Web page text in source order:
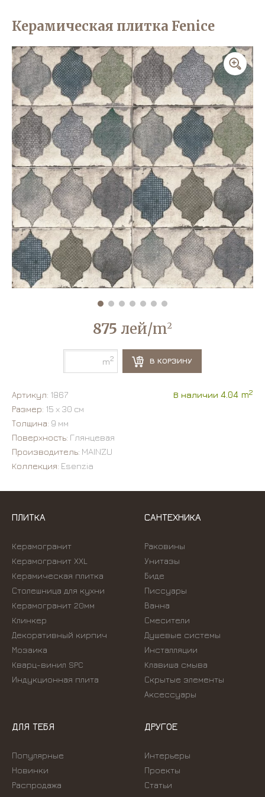
Керамическая плитка Fenice
875 лей/m2
m2 В КОРЗИНУ
Артикул: 1867 В наличии 4.04 m2
Размер: 15 х 30 см
Толщина: 9 мм
Поверхность: Глянцевая
Производитель: MAINZU
Коллекция: Esenzia
ПЛИТКА
Керамогранит
Керамогранит XXL
Керамическая плитка
Столешница для кухни
Керамогранит 20мм
Клинкер
Декоративный кирпич
Мозаика
Кварц-винил SPC
Индукционная плита
САНТЕХНИКА
Раковины
Унитазы
Биде
Писсуары
Ванна
Смесители
Душевые системы
Инсталляции
Kлавиша смыва
Скрытые элементы
Аксессуары
ДЛЯ ТЕБЯ
Популярные
Новинки
Распродажа
ДРУГОЕ
Интерьеры
Проекты
Статьи